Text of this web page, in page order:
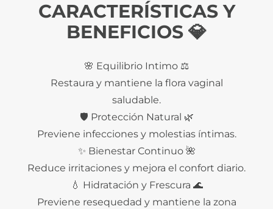
CARACTERÍSTICAS Y
BENEFICIOS 💎
🌸 Equilibrio Intimo ⚖️
Restaura y mantiene la flora vaginal
saludable.
🛡️ Protección Natural 🌿
Previene infecciones y molestias íntimas.
✨ Bienestar Continuo 🌺
Reduce irritaciones y mejora el confort diario.
💧 Hidratación y Frescura 🌊
Previene resequedad y mantiene la zona